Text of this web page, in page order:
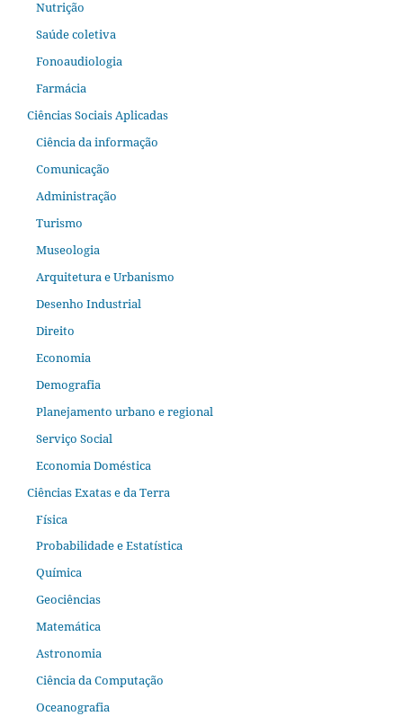
Nutrição
Saúde coletiva
Fonoaudiologia
Farmácia
Ciências Sociais Aplicadas
Ciência da informação
Comunicação
Administração
Turismo
Museologia
Arquitetura e Urbanismo
Desenho Industrial
Direito
Economia
Demografia
Planejamento urbano e regional
Serviço Social
Economia Doméstica
Ciências Exatas e da Terra
Física
Probabilidade e Estatística
Química
Geociências
Matemática
Astronomia
Ciência da Computação
Oceanografia